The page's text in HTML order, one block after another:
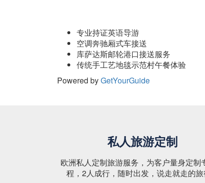
专业持证英语导游
空调奔驰厢式车接送
库萨达斯邮轮港口接送服务
传统手工艺地毯示范村午餐体验
Powered byGetYourGuide
私人旅游定制
欧洲私人定制旅游服务，为客户量身定制
程，2人成行，随时出发，说走就走的旅